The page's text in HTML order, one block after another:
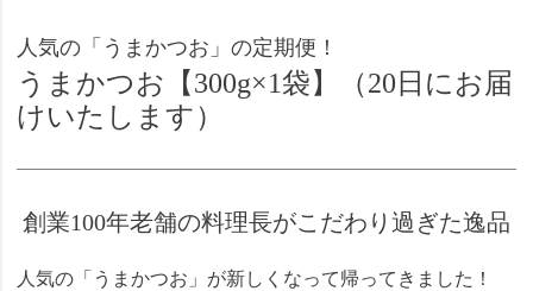
人気の「うまかつお」の定期便！
うまかつお【300g×1袋】（20日にお届
けいたします）
創業100年老舗の料理長がこだわり過ぎた逸品
人気の「うまかつお」が新しくなって帰ってきました！